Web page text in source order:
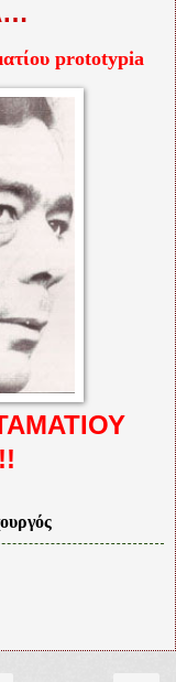
prototypia